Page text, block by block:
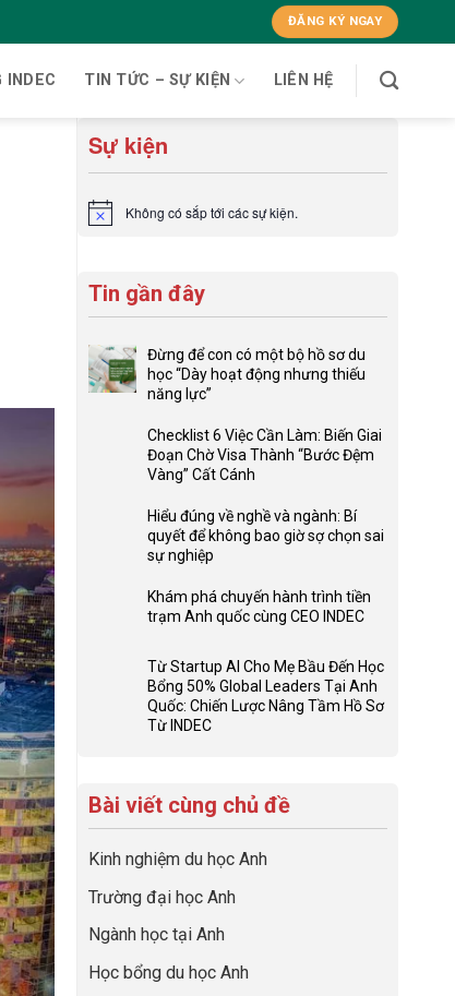
ĐĂNG KÝ NGAY
INDEC TIN TỨC – SỰ KIỆN LIÊN HỆ
Sự kiện
Notice Không có sắp tới các sự kiện.
Tin gần đây
Đừng để con có một bộ hồ sơ du
học “Dày hoạt động nhưng thiếu
năng lực”
có
bình
luận
Đừng
để
con
có
một
bộ
hồ
du
học
“Dày
hoạt
năng
Checklist 6 Việc Cần Làm: Biến Giai
Đoạn Chờ Visa Thành “Bước Đệm
Vàng” Cất Cánh
có
bình
luận
Checklist
6
Việc
Làm:
Biến
Giai
Đoạn
“Bước
Đệm
Cất
Hiểu đúng về nghề và ngành: Bí
quyết để không bao giờ sợ chọn sai
sự nghiệp
có
bình
Hiểu
đúng
về
nghề
quyết
để
bao
giờ
sợ
chọn
sai
sự
nghiệp
Khám phá chuyến hành trình tiền
trạm Anh quốc cùng CEO INDEC
bình
luận
ở
Khám
trình
tiền
trạm
Anh
quốc
cùng
CEO
INDEC
Từ Startup AI Cho Mẹ Bầu Đến Học
Bổng 50% Global Leaders Tại Anh
Quốc: Chiến Lược Nâng Tầm Hồ Sơ
Từ INDEC
luận
Startup
Cho
Bầu
Học
Bài viết cùng chủ đề
Kinh nghiệm du học Anh
Trường đại học Anh
Ngành học tại Anh
Học bổng du học Anh